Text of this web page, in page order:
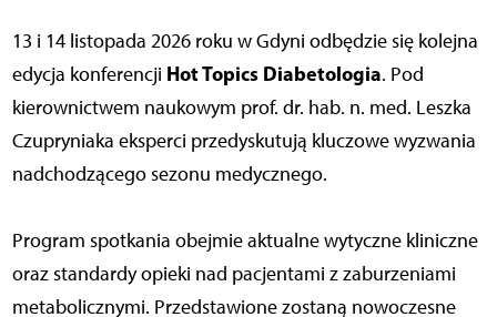
13 i 14 listopada 2026 roku w Gdyni odbędzie się kolejna
edycja konferencji Hot Topics Diabetologia. Pod
kierownictwem naukowym prof. dr. hab. n. med. Leszka
Czupryniaka eksperci przedyskutują kluczowe wyzwania
nadchodzącego sezonu medycznego.
Program spotkania obejmie aktualne wytyczne kliniczne
oraz standardy opieki nad pacjentami z zaburzeniami
metabolicznymi. Przedstawione zostaną nowoczesne